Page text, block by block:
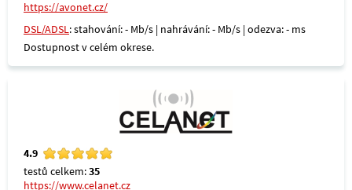
https://avonet.cz/
DSL/ADSL: stahování: - Mb/s | nahrávání: - Mb/s | odezva: - ms
Dostupnost v celém okrese.
4.9
testů celkem:35
https://www.celanet.cz